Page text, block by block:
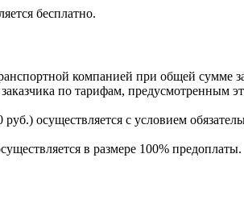
бесплатно.
компанией при общей сумме
по тарифам, предусмотренным
осуществляется с условием
в размере 100% предоплаты.